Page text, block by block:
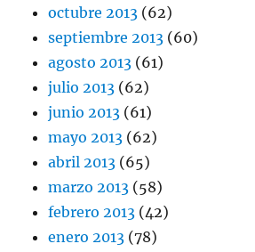
octubre 2013 (62)
septiembre 2013 (60)
agosto 2013 (61)
julio 2013 (62)
junio 2013 (61)
mayo 2013 (62)
abril 2013 (65)
marzo 2013 (58)
febrero 2013 (42)
enero 2013 (78)